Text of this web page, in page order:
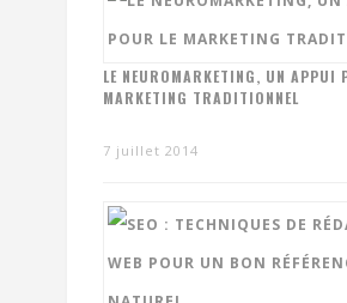
LE NEUROMARKETING, UN APPUI
MARKETING TRADITIONNEL
7 juillet 2014